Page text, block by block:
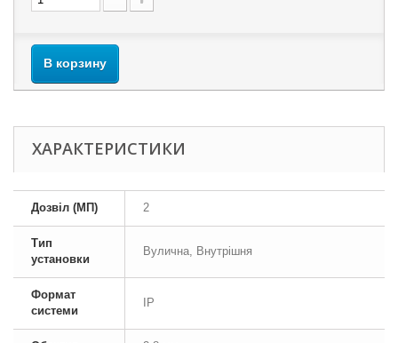
В корзину
ХАРАКТЕРИСТИКИ
Дозвіл (МП) 2
Тип
установки
Вулична, Внутрішня
Формат
системи
IP